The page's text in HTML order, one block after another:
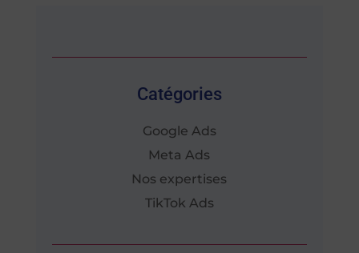
Catégories
Google Ads
Meta Ads
Nos expertises
TikTok Ads